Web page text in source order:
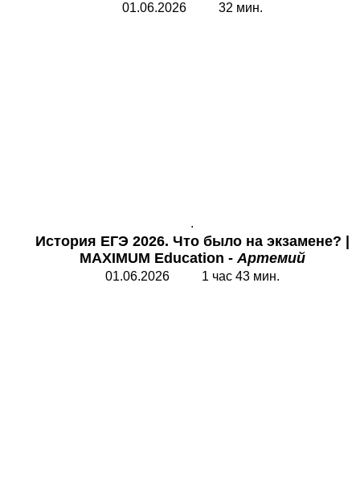
01.06.2026 32 мин.
.
История ЕГЭ 2026. Что было на экзамене?
MAXIMUM Education -Артемий
01.06.2026 1 час 43 мин.